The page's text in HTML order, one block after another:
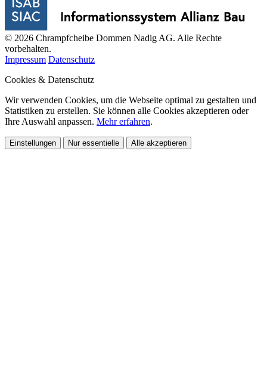
© 2026 Chrampfcheibe Dommen Nadig AG. Alle Rechte
vorbehalten.
Impressum Datenschutz
Cookies & Datenschutz
Wir verwenden Cookies, um die Webseite optimal zu gestalten und
Statistiken zu erstellen. Sie können alle Cookies akzeptieren oder
Ihre Auswahl anpassen. Mehr erfahren.
Einstellungen Nur essentielle Alle akzeptieren